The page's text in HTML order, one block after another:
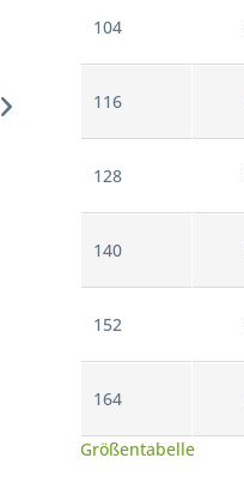
104
116
128
140
152
164
Größentabelle